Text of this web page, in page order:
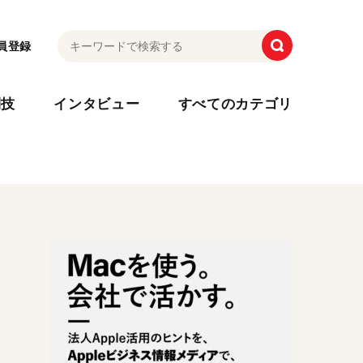
登録
インタビュー すべてのカテゴリ